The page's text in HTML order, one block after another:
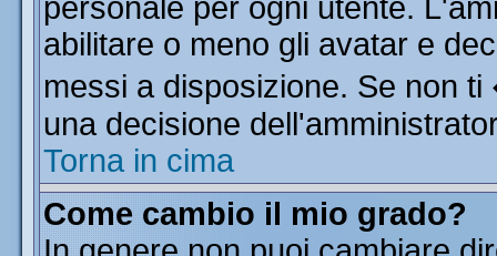
personale per ogni utente.
abilitare o meno gli avatar e
messi a disposizione. Se non
una decisione
Torna in cima
Come cambio il mio grado?